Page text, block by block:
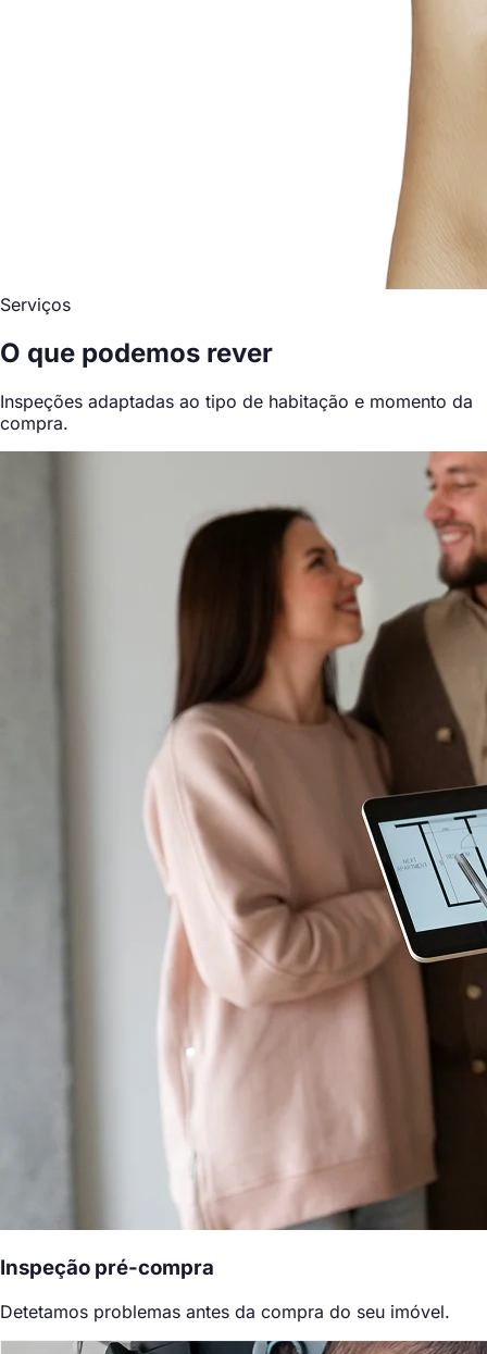
Serviços
O que podemos rever
Inspeções adaptadas ao tipo de habitação e momento da
compra.
Inspeção pré-compra
Detetamos problemas antes da compra do seu imóvel.